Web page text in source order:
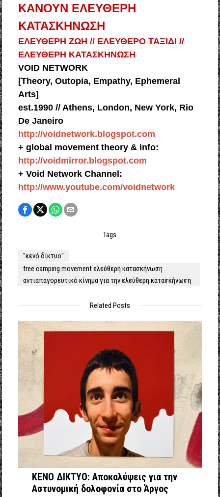
ΚΑΝΟΥΝ ΕΛΕΥΘΕΡΗ
ΚΑΤΑΣΚΗΝΩΣΗ
ΕΛΕΥΘΕΡΗ ΖΩΗ // ΕΛΕΥΘΕΡΟ ΤΑΞΙΔΙ //
ΕΛΕΥΘΕΡΗ ΚΑΤΑΣΚΗΝΩΣΗ
VOID NETWORK
[Theory, Outopia, Empathy, Ephemeral
Arts]
est.1990 // Athens, London, New York, Rio
De Janeiro
http://voidnetwork.blogspot.com
+ global movement theory & info:
http://voidmirror.blogspot.com
+ Void Network Channel:
http://www.youtube.com/voidnetwork
Tags
"κενό δίκτυο"
free camping movement ελεύθερη κατασκήνωση
αντιαπαγορευτικό κίνημα για την ελεύθερη κατασκήνωση
Related Posts
ΚΕΝΟ ΔΙΚΤΥΟ: Αποκαλύψεις για την
Αστυνομική δολοφονία στο Άργος